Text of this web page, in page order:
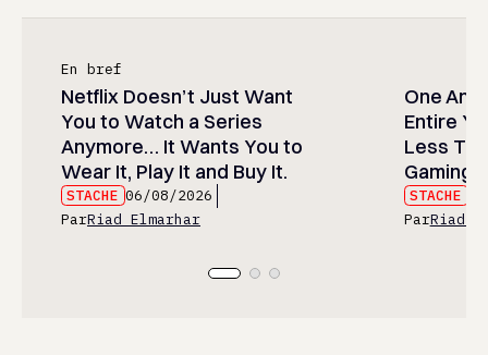
En bref
Netflix Doesn’t Just Want
You to Watch a Series
Anymore… It Wants You to
Wear It, Play It and Buy It.
STACHE 06/08/2026
ParRiad Elmarhar
One
Entire
Less
Gaming
STACHE
ParRiad